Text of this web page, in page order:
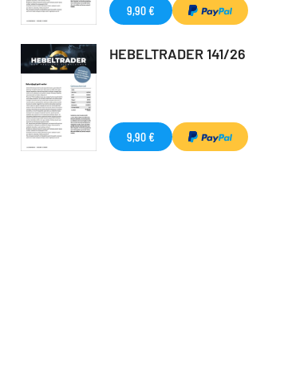
9,90 €
HEBELTRADER 141/26
9,90 €